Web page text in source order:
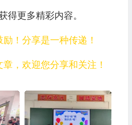
得更多精彩内容。
！分享是一种传递！
，欢迎您分享和关注！